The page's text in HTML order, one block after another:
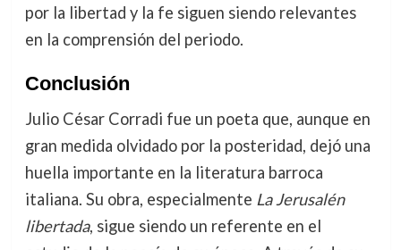
por la libertad y la fe siguen siendo relevantes
en la comprensión del periodo.
Conclusión
Julio César Corradi fue un poeta que, aunque en
gran medida olvidado por la posteridad, dejó una
huella importante en la literatura barroca
italiana. Su obra, especialmente La Jerusalén
libertada, sigue siendo un referente en el